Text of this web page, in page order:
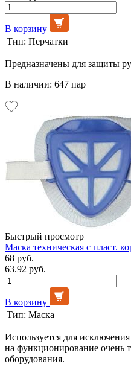
В корзину
Тип: Перчатки
Предназначены для защиты
В наличии: 647 пар
Быстрый просмотр
Маска техническая с пласт.
68 руб.
63.92 руб.
В корзину
Тип: Маска
Используется для
на функционирование очень
оборудования.